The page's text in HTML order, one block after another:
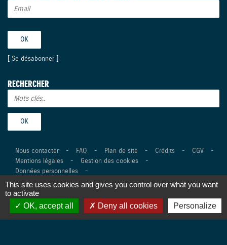
Se désabonner
RECHERCHER
Nous contacter - FAQ - Plan de site - Crédits - CGV
-
Mentions légales
- Gestion des cookies
-
Données personnelles
-
©Suzuki Marine 2026 Tous droits réservés -Réalisation Agence
Digitale Versio
This site uses cookies and gives you control over what you want
to activate
OK, accept all
Deny all cookies Personalize